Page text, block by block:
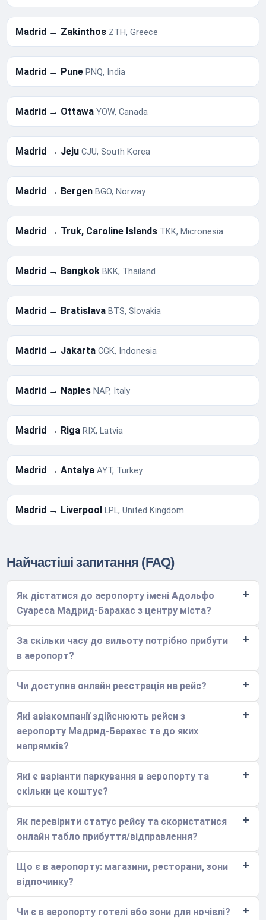
Madrid → Zakinthos ZTH, Greece
Madrid → PunePNQ, India
Madrid → OttawaYOW, Canada
Madrid → JejuCJU, South Korea
Madrid → BergenBGO, Norway
Madrid → Truk, Caroline Islands TKK, Micronesia
Madrid → BangkokBKK, Thailand
Madrid → BratislavaBTS, Slovakia
Madrid → JakartaCGK, Indonesia
Madrid → NaplesNAP, Italy
Madrid → RigaRIX, Latvia
Madrid → AntalyaAYT, Turkey
Madrid → LiverpoolLPL, United Kingdom
Найчастіші запитання (FAQ)
Як дістатися до аеропорту імені Адольфо
Суареса Мадрид-Барахас з центру міста?
За скільки часу до вильоту потрібно прибути
в аеропорт?
Чи доступна онлайн реєстрація на рейс?
Які авіакомпанії здійснюють рейси з
аеропорту Мадрид-Барахас та до яких
напрямків?
Які є варіанти паркування в аеропорту та
скільки це коштує?
Як перевірити статус рейсу та скористатися
онлайн табло прибуття/відправлення?
Що є в аеропорту: магазини, ресторани, зони
відпочинку?
Чи є в аеропорту готелі або зони для ночівлі?